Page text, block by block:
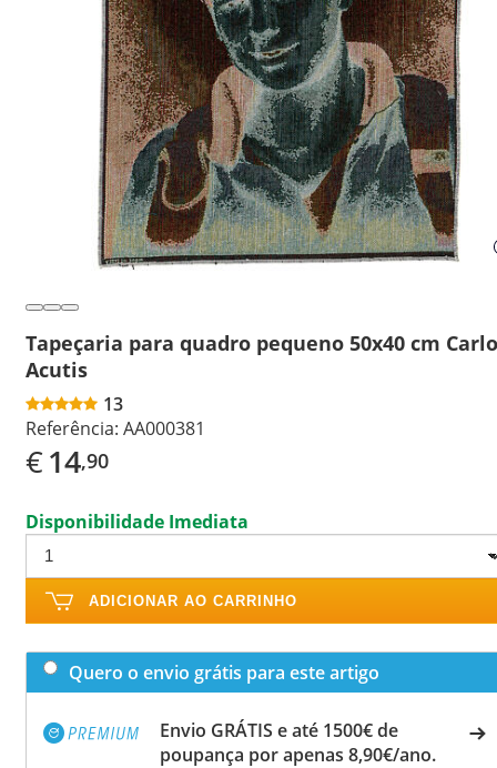
Tapeçaria para quadro pequeno 50x40 cm Carlo
Acutis
13
Referência: AA000381
€14,90
Disponibilidade Imediata
ADICIONAR AO CARRINHO
Quero o envio grátis para este artigo
Envio GRÁTIS e até 1500€ de
poupança por apenas 8,90€/ano.